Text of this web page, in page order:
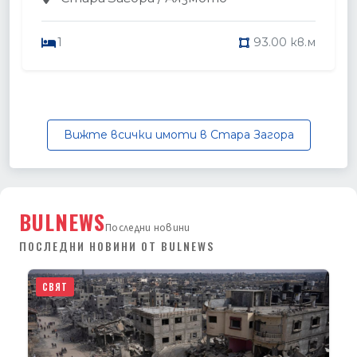
1 93.00 кв.м
Вижте всички имоти в Стара Загора
BULNEWSПоследни новини
ПОСЛЕДНИ НОВИНИ ОТ BULNEWS
СВЯТ